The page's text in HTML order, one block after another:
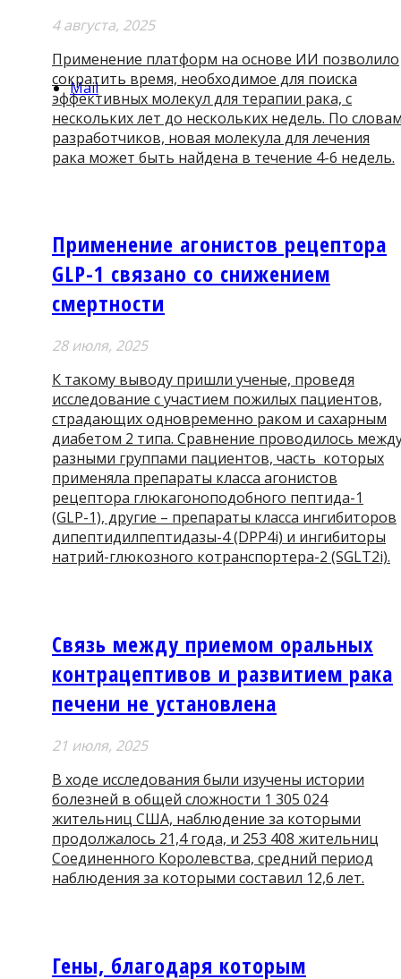
Mail
4 августа, 2025
Применение платформ на основе ИИ позволило
сократить время, необходимое для поиска
эффективных молекул для терапии рака, с
нескольких лет до нескольких недель. По
разработчиков, новая молекула для лечения
рака может быть найдена в течение 4-6 недель.
Применение агонистов рецептора
GLP-1 связано со снижением
смертности
28 июля, 2025
К такому выводу пришли ученые, проведя
исследование с участием пожилых пациентов,
страдающих одновременно раком и сахарным
диабетом 2 типа. Сравнение проводилось
разными группами пациентов, часть которых
применяла препараты класса агонистов
рецептора глюкагоноподобного пептида-1
(GLP-1), другие – препараты класса ингибиторов
дипептидилпептидазы-4 (DPP4i) и ингибиторы
натрий-глюкозного котранспортера-2 (SGLT2i).
Cвязь между приемом оральных
контрацептивов и развитием рака
печени не установлена
21 июля, 2025
В ходе исследования были изучены истории
болезней в общей сложности 1 305 024
жительниц США, наблюдение за которыми
продолжалось 21,4 года, и 253 408 жительниц
Соединенного Королевства, средний период
наблюдения за которыми составил 12,6 лет.
Гены, благодаря которым